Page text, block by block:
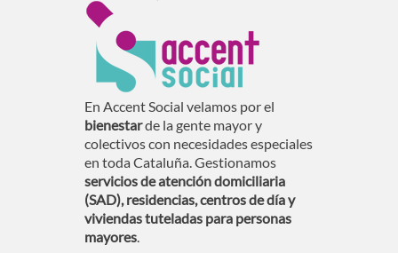
En Accent Social velamos por el
bienestarde la gente mayor y
colectivos con necesidades especiales
en toda Cataluña. Gestionamos
servicios de atención domiciliaria
(SAD), residencias, centros de día y
viviendas tuteladas para personas
mayores